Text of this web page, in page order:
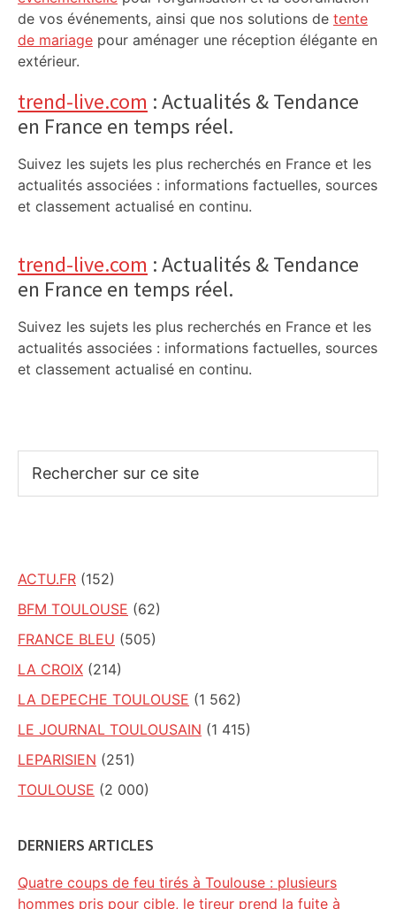
de vos événements, ainsi que nos solutions de tente
de mariage pour aménager une réception élégante en
extérieur.
trend-live.com : Actualités & Tendance
en France en temps réel.
Suivez les sujets les plus recherchés en France et les
actualités associées : informations factuelles, sources
et classement actualisé en continu.
trend-live.com : Actualités & Tendance
en France en temps réel.
Suivez les sujets les plus recherchés en France et les
actualités associées : informations factuelles, sources
et classement actualisé en continu.
sur
ACTU.FR (152)
BFM TOULOUSE (62)
FRANCE BLEU (505)
LA CROIX (214)
LA DEPECHE TOULOUSE (1 562)
LE JOURNAL TOULOUSAIN (1 415)
LEPARISIEN (251)
TOULOUSE (2 000)
DERNIERS ARTICLES
Quatre coups de feu tirés à Toulouse : plusieurs
hommes pris pour cible, le tireur prend la fuite à